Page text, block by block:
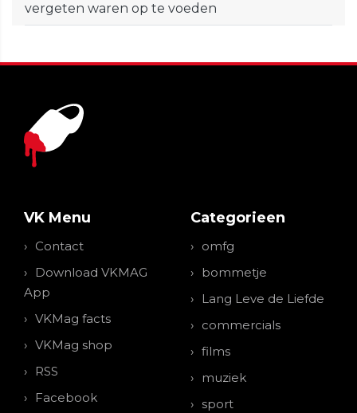
vergeten waren op te voeden
VK Menu
Contact
Download VKMAG
App
VKMag facts
VKMag shop
RSS
Facebook
Categorieen
omfg
bommetje
Lang Leve de Liefde
commercials
films
muziek
sport